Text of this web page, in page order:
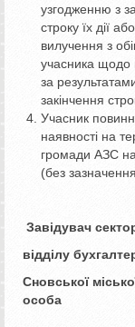
узгодженню з
строку їх дії
вилучення з
учасника щодо
за
закінчення
Учасник
наявності на
громади АЗС на
(без
Завідувач
відділу
Сновської
особа